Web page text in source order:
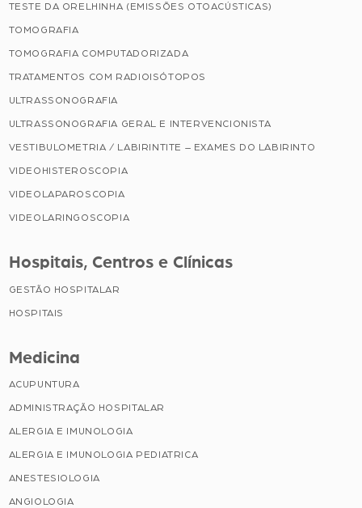
TESTE DA ORELHINHA (EMISSÕES OTOACÚSTICAS)
TOMOGRAFIA
TOMOGRAFIA COMPUTADORIZADA
TRATAMENTOS COM RADIOISÓTOPOS
ULTRASSONOGRAFIA
ULTRASSONOGRAFIA GERAL E INTERVENCIONISTA
VESTIBULOMETRIA / LABIRINTITE – EXAMES DO LABIRINTO
VIDEOHISTEROSCOPIA
VIDEOLAPAROSCOPIA
VIDEOLARINGOSCOPIA
Hospitais, Centros e Clínicas
GESTÃO HOSPITALAR
HOSPITAIS
Medicina
ACUPUNTURA
ADMINISTRAÇÃO HOSPITALAR
ALERGIA E IMUNOLOGIA
ALERGIA E IMUNOLOGIA PEDIATRICA
ANESTESIOLOGIA
ANGIOLOGIA